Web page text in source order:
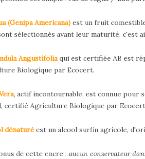
(Genipa Americana) est un fruit
sélectionnés avant leur maturité, c'est
Angustifoliaqui est certifiée AB est
Biologique par Ecocert.
, actif incontournable, est connue pour
certifié Agriculture Biologique par
dénaturé est un alcool surfin agricole,
de cette encre : aucun conservateur